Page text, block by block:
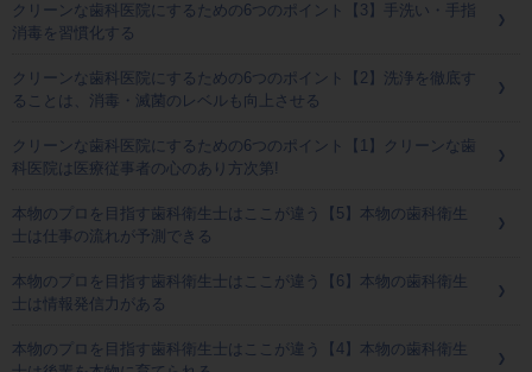
クリーンな歯科医院にするための6つのポイント【3】手洗い・手指
消毒を習慣化する
クリーンな歯科医院にするための6つのポイント【2】洗浄を徹底す
ることは、消毒・滅菌のレベルも向上させる
クリーンな歯科医院にするための6つのポイント【1】クリーンな歯
科医院は医療従事者の心のあり方次第!
本物のプロを目指す歯科衛生士はここが違う【5】本物の歯科衛生
士は仕事の流れが予測できる
本物のプロを目指す歯科衛生士はここが違う【6】本物の歯科衛生
士は情報発信力がある
本物のプロを目指す歯科衛生士はここが違う【4】本物の歯科衛生